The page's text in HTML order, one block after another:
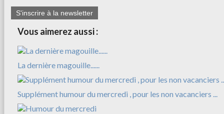
S'inscrire à la newsletter
Vous aimerez aussi :
La dernière magouille......
Supplément humour du mercredi , pour les non vacanciers ...